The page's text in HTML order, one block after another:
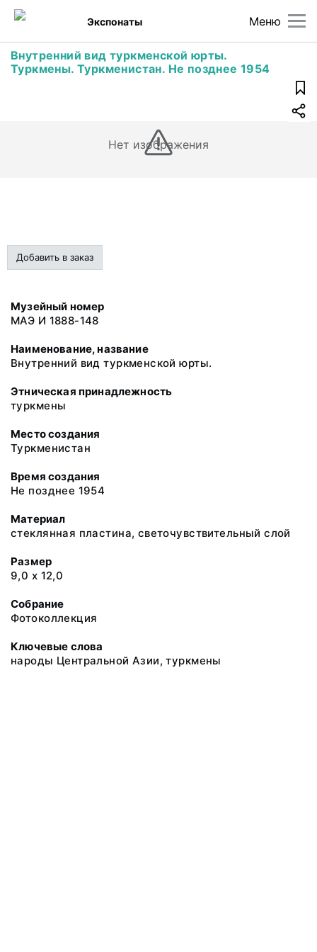
Меню
Экспонаты
Внутренний вид туркменской юрты.
Туркмены. Туркменистан. Не позднее 1954
Нет изображения
Добавить в заказ
Музейный номер
МАЭ И 1888-148
Наименование, название
Внутренний вид туркменской юрты.
Этническая принадлежность
туркмены
Место создания
Туркменистан
Время создания
Не позднее 1954
Материал
стеклянная пластина, светочувствительный слой
Размер
9,0 х 12,0
Собрание
Фотоколлекция
Ключевые слова
народы Центральной Азии, туркмены